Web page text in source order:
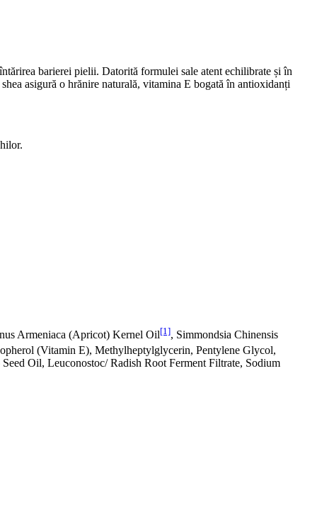
barierei pielii. Datorită formulei sale atent echilibrate și în
asigură o hrănire naturală, vitamina E bogată în antioxidanți
Armeniaca (Apricot) Kernel Oil[1], Simmondsia Chinensis
(Vitamin E), Methylheptylglycerin, Pentylene Glycol,
Oil, Leuconostoc/ Radish Root Ferment Filtrate, Sodium